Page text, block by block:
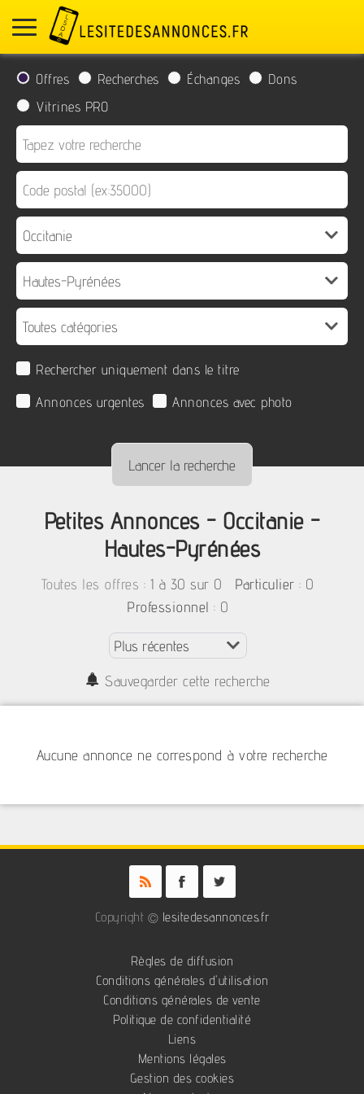
Offres Recherches Échanges
Dons
Vitrines PRO
Rechercher uniquement dans le titre
Annonces urgentes
Annonces avec photo
Petites Annonces - Occitanie -
Hautes-Pyrénées
Toutes les offres : 1 à 30 sur 0 Particulier : 0
Professionnel : 0
Sauvegarder cette recherche
Aucune annonce ne correspond à votre recherche
Copyright © lesitedesannonces.fr
Règles de diffusion
Conditions générales d'utilisation
Conditions générales de vente
Politique de confidentialité
Liens
Mentions légales
Gestion des cookies